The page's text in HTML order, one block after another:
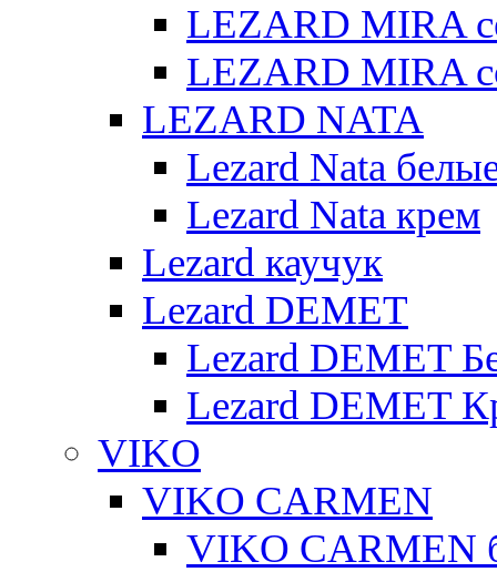
LEZARD MIRA
LEZARD MIRA
LEZARD NATA
Lezard Nata
Lezard Nata крем
Lezard каучук
Lezard DEMET
Lezard DEMET
Lezard DEMET
VIKO
VIKO CARMEN
VIKO CARMEN